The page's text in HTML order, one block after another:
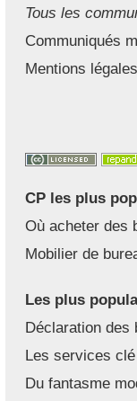
Tous les
Communiqués
Mentions légales
CP les plus
Où acheter des
Mobilier de
Les plus
Déclaration des
Les services
Du fantasme